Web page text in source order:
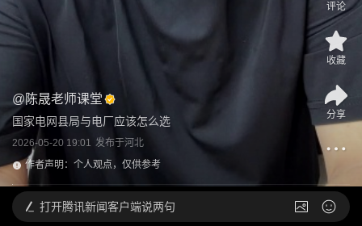
@陈晟老师课堂
国家电网县局与电厂应该怎么选
2026-05-20 19:01 发布于河北
作者声明：个人观点，仅供参考
评论
收藏
分享
打开腾讯新闻客户端说两句